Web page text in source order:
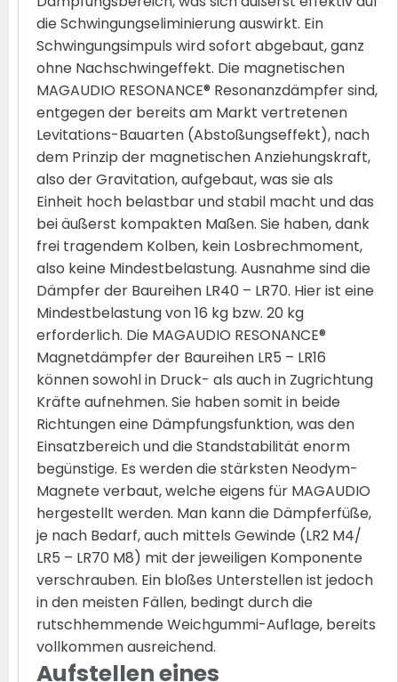
die Schwingungseliminierung auswirkt. Ein
Schwingungsimpuls wird sofort abgebaut, ganz
ohne Nachschwingeffekt. Die magnetischen
MAGAUDIO RESONANCE® Resonanzdämpfer sind,
entgegen der bereits am Markt vertretenen
Levitations-Bauarten (Abstoßungseffekt), nach
dem Prinzip der magnetischen Anziehungskraft,
also der Gravitation, aufgebaut, was sie als
Einheit hoch belastbar und stabil macht und das
bei äußerst kompakten Maßen. Sie haben, dank
frei tragendem Kolben, kein Losbrechmoment,
also keine Mindestbelastung. Ausnahme sind die
Dämpfer der Baureihen LR40 – LR70. Hier ist eine
Mindestbelastung von 16 kg bzw. 20 kg
erforderlich. Die MAGAUDIO RESONANCE®
Magnetdämpfer der Baureihen LR5 – LR16
können sowohl in Druck- als auch in Zugrichtung
Kräfte aufnehmen. Sie haben somit in beide
Richtungen eine Dämpfungsfunktion, was den
Einsatzbereich und die Standstabilität enorm
begünstige. Es werden die stärksten Neodym-
Magnete verbaut, welche eigens für MAGAUDIO
hergestellt werden. Man kann die Dämpferfüße,
je nach Bedarf, auch mittels Gewinde (LR2 M4/
LR5 – LR70 M8) mit der jeweiligen Komponente
verschrauben. Ein bloßes Unterstellen ist jedoch
in den meisten Fällen, bedingt durch die
rutschhemmende Weichgummi-Auflage, bereits
vollkommen ausreichend.
Aufstellen eines